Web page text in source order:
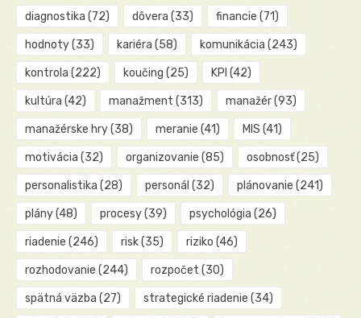
diagnostika (72) dôvera (33) financie (71)
hodnoty(33) kariéra (58) komunikácia (243)
kontrola (222) koučing (25) KPI (42)
kultúra (42) manažment (313) manažér(93)
manažérske hry(38) meranie (41) MIS (41)
motivácia (32) organizovanie (85) osobnosť(25)
personalistika (28) personál (32) plánovanie (241)
plány(48) procesy(39) psychológia (26)
riadenie (246) risk(35) riziko (46)
rozhodovanie (244) rozpočet (30)
spätná väzba (27) strategické riadenie (34)